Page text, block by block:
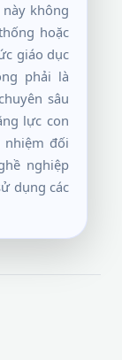
không
hoặc
giáo dục
phải là
sâu
lực con
nhiệm đối
nghiệp
dụng các